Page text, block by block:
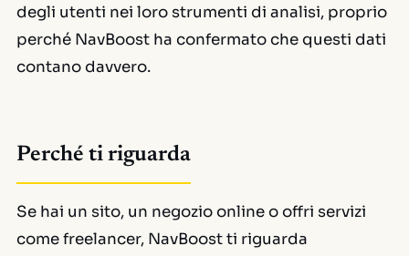
degli utenti nei loro strumenti di analisi, proprio
perché NavBoost ha confermato che questi dati
contano davvero.
Perché ti riguarda
Se hai un sito, un negozio online o offri servizi
come freelancer, NavBoost ti riguarda